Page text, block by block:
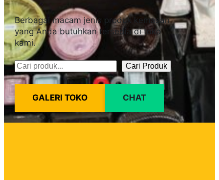
Berbagai macam jenis produk kemasan
yang Anda butuhkan tersedia di toko
kami.
Pencarian Cari Produk
GALERI TOKO CHAT